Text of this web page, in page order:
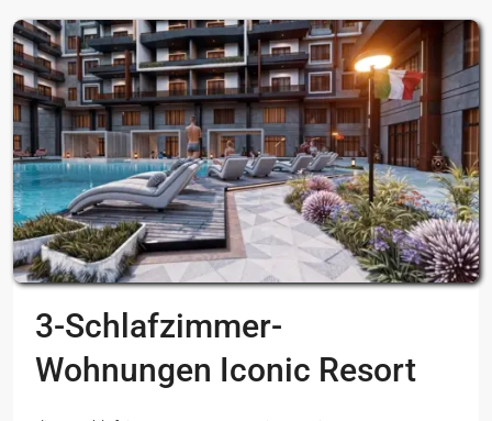
3-Schlafzimmer-
Wohnungen Iconic Resort